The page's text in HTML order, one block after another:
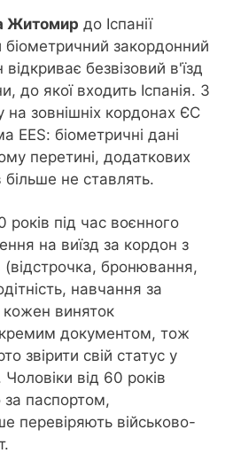
Житомир до Іспанії
біометричний закордонний
безвізовий в'їзд
до якої входить Іспанія. З
на зовнішніх кордонах ЄС
EES: біометричні дані
перетині, додаткових
не ставлять.
років під час воєнного
на виїзд за кордон з
(відстрочка, бронювання,
навчання за
виняток
документом, тож
звірити свій статус у
від 60 років
паспортом,
перевіряють військово-